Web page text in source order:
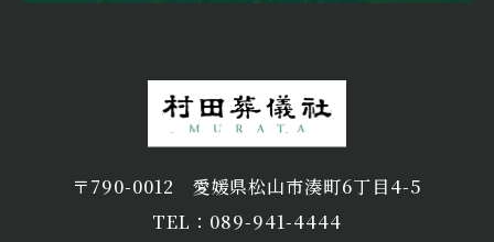
〒790-0012 愛媛県松山市湊町6丁目4-5
TEL：089-941-4444